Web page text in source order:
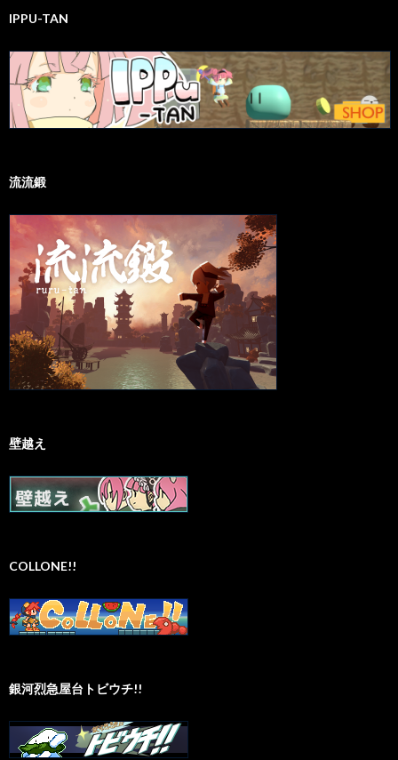
IPPU-TAN
流流鍛
壁越え
COLLONE!!
銀河烈急屋台トビウチ!!